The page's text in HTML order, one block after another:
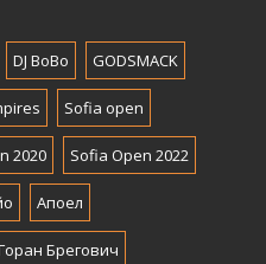
DJ BoBo GODSMACK
Sofia open
2020 Sofia Open 2022
Апоел
Брегович